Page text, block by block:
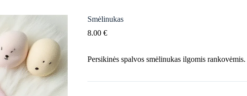
Smėlinukas
8.00 €
Persikinės spalvos smėlinukas ilgomis